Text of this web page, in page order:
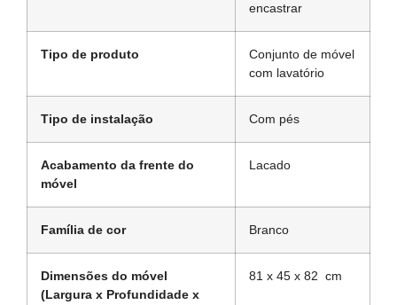
encastrar
Tipo de produto
Conjunto de móvel
com lavatório
Tipo de instalação Com pés
Acabamento da frente do
móvel
Lacado
Família de cor Branco
Dimensões do móvel
(Largura x Profundidade x
81 x 45 x 82 cm